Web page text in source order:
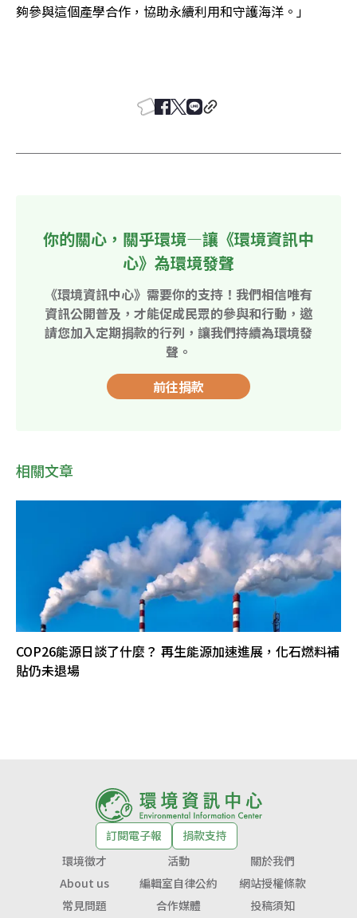
夠參與這個產學合作，協助永續利用和守護海洋。」
你的關心，關乎環境—讓《環境資訊中
心》為環境發聲
《環境資訊中心》需要你的支持！我們相信唯有
資訊公開普及，才能促成民眾的參與和行動，邀
請您加入定期捐款的行列，讓我們持續為環境發
聲。
前往捐款
相關文章
COP26能源日談了什麼？ 再生能源加速進展，化石燃料補
貼仍未退場
訂閱電子報
捐款支持
環境徵才
活動
關於我們
About us
編輯室自律公約
網站授權條款
常見問題
合作媒體 投稿須知